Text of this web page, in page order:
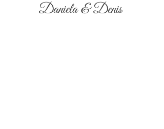
Daniela & Denis